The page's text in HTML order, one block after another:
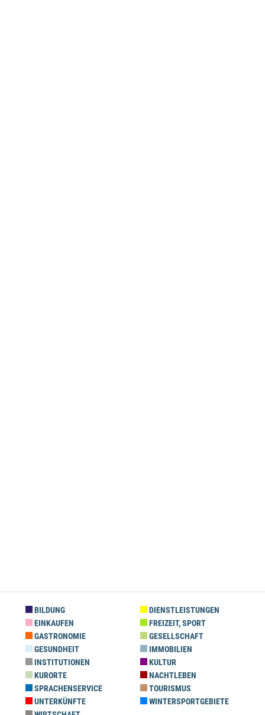
BILDUNG
DIENSTLEISTUNGEN
EINKAUFEN
FREIZEIT, SPORT
GASTRONOMIE
GESELLSCHAFT
GESUNDHEIT
IMMOBILIEN
INSTITUTIONEN
KULTUR
KURORTE
NACHTLEBEN
SPRACHENSERVICE
TOURISMUS
UNTERKÜNFTE
WINTERSPORTGEBIETE